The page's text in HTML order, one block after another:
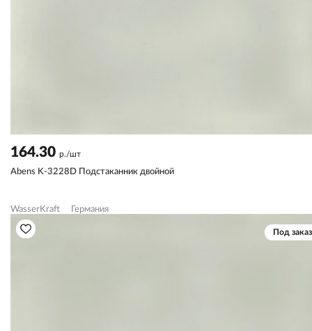
164.30 р./шт
Abens K-3228D Подстаканник двойной
WasserKraft Германия
Под заказ